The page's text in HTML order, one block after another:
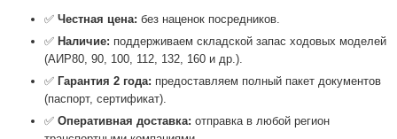
✅ Честная цена: без наценок посредников.
✅ Наличие: поддерживаем складской запас ходовых моделей
(АИР80, 90, 100, 112, 132, 160 и др.).
✅ Гарантия 2 года: предоставляем полный пакет документов
(паспорт, сертификат).
✅ Оперативная доставка: отправка в любой регион